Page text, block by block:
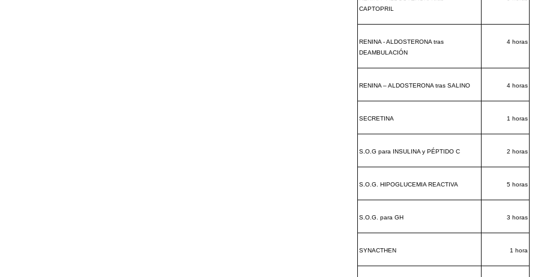
CAPTOPRIL
RENINA - ALDOSTERONA tras
DEAMBULACIÓN
4 horas
RENINA – ALDOSTERONA tras SALINO 4 horas
SECRETINA 1 horas
S.O.G para INSULINA y PÉPTIDO C 2 horas
S.O.G. HIPOGLUCEMIA REACTIVA 5 horas
S.O.G. para GH 3 horas
SYNACTHEN 1 hora